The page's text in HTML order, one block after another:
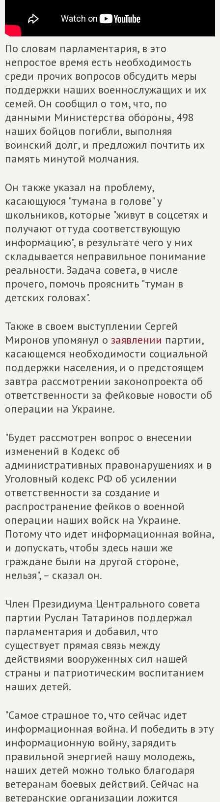
По словам парламентария, в это
непростое время есть необходимость
среди прочих вопросов обсудить меры
поддержки наших военнослужащих и их
семей. Он сообщил о том, что, по
данными Министерства обороны, 498
наших бойцов погибли, выполняя
воинский долг, и предложил почтить их
память минутой молчания.
Он также указал на проблему,
касающуюся "тумана в голове" у
школьников, которые "живут в соцсетях и
получают оттуда соответствующую
информацию", в результате чего у них
складывается неправильное понимание
реальности. Задача совета, в числе
прочего, помочь прояснить "туман в
детских головах".
Также в своем выступлении Сергей
Миронов упомянул о заявлении партии,
касающемся необходимости социальной
поддержки населения, и о предстоящем
завтра рассмотрении законопроекта об
ответственности за фейковые новости об
операции на Украине.
"Будет рассмотрен вопрос о внесении
изменений в Кодекс об
административных правонарушениях и в
Уголовный кодекс РФ об усилении
ответственности за создание и
распространение фейков о военной
операции наших войск на Украине.
Потому что идет информационная война,
и допускать, чтобы здесь наши же
граждане были на другой стороне,
нельзя", – сказал он.
Член Президиума Центрального совета
партии Руслан Татаринов поддержал
парламентария и добавил, что
существует прямая связь между
действиями вооруженных сил нашей
страны и патриотическим воспитанием
наших детей.
"Самое страшное то, что сейчас идет
информационная война. И победить в эту
информационную войну, зарядить
правильной энергией нашу молодежь,
наших детей можно только благодаря
ветеранам боевых действий. Сейчас на
ветеранские организации ложится